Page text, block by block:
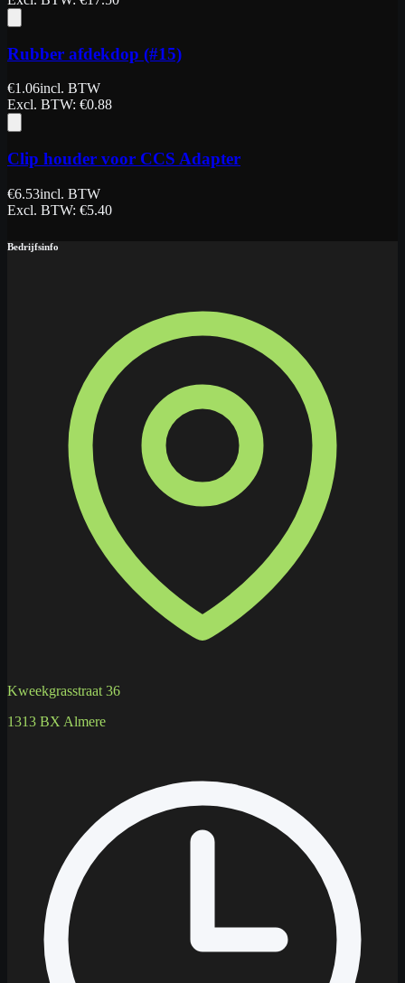
Rubber afdekdop (#15)
€1.06incl. BTW
Excl. BTW: €0.88
Clip houder voor CCS Adapter
€6.53incl. BTW
Excl. BTW: €5.40
Bedrijfsinfo
Kweekgrasstraat 36
1313 BX Almere